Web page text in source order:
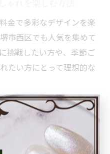
金で多彩なデザインを楽
市西区でも人気を集めて
挑戦したい方や、季節ご
たい方にとって理想的な
やフラワーアート、夏に
げなデザインなど、サロ
されています。これによ
指先を演出できるのが大